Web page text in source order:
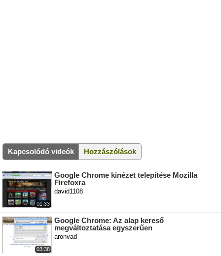
Kapcsolódó videók Hozzászólások
01:33
Google Chrome kinézet telepítése Mozilla
Firefoxra
david1108
03:38
Google Chrome: Az alap kereső
megváltoztatása egyszerűen
aronvad